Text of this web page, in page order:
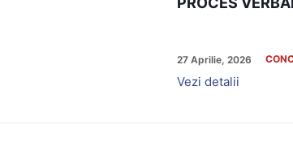
27 Aprilie, 2026
Vezi detalii